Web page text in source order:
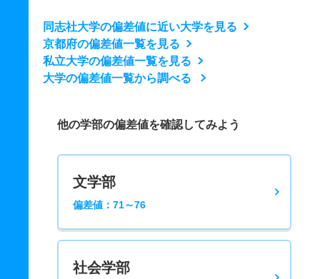
同志社大学の偏差値に近い大学を見る
京都府の偏差値一覧を見る
私立大学の偏差値一覧を見る
大学の偏差値一覧から調べる
他の学部の偏差値を確認してみよう
文学部
偏差値：71～76
社会学部